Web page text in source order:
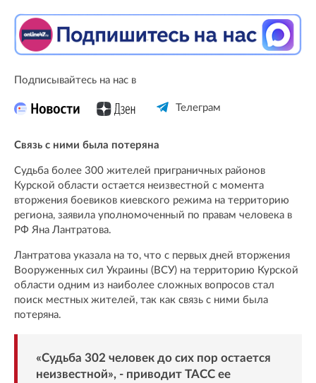
Подписывайтесь на нас в
Телеграм
Связь с ними была потеряна
Судьба более 300 жителей приграничных районов
Курской области остается неизвестной с момента
вторжения боевиков киевского режима на территорию
региона, заявила уполномоченный по правам человека в
РФ Яна Лантратова.
Лантратова указала на то, что с первых дней вторжения
Вооруженных сил Украины (ВСУ) на территорию Курской
области одним из наиболее сложных вопросов стал
поиск местных жителей, так как связь с ними была
потеряна.
«Судьба 302 человек до сих пор остается
неизвестной», - приводит ТАССее